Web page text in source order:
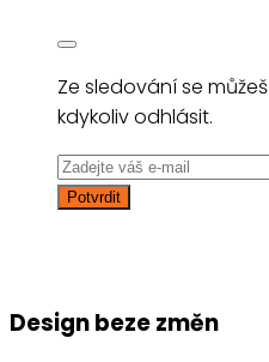
Ze sledování se můžeš
kdykoliv odhlásit.
Design beze změn